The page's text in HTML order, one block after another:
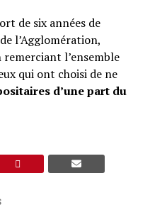
de six années de
l’Agglomération,
l’ensemble
qui ont choisi de ne
d’une part du